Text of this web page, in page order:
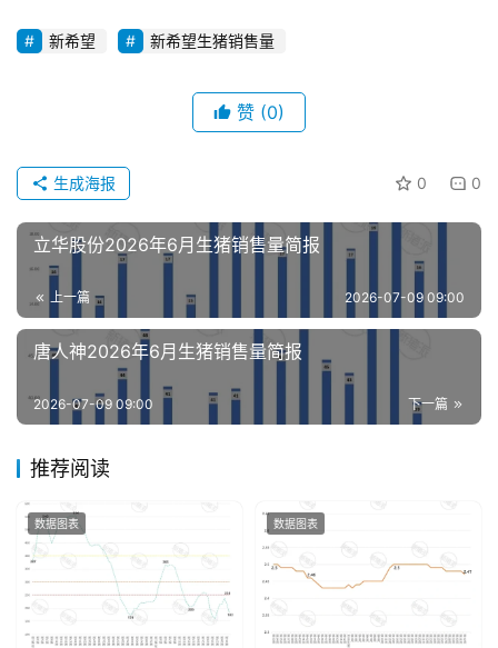
讯
闻
分
析
告
据
图
表
新希望 新希望生猪销售量
赞 (0)
0 0
生成海报
立华股份2026年6月生猪销售量简报
上一篇 2026-07-09 09:00
唐人神2026年6月生猪销售量简报
下一篇
2026-07-09 09:00
推荐阅读
数据图表 数据图表